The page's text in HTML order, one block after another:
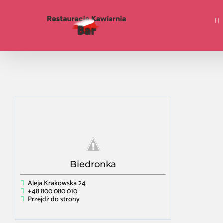
Biedronka
Aleja Krakowska 24
+48 800 080 010
Przejdź do strony